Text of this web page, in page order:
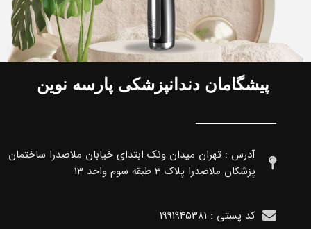
پیشگامان دندانپزشکی پارسه نوین
آدرس : تهران میدان ونک ابتدای خیابان ملاصدرا ساختمان
پزشکان ملاصدرا پلاک 3 طبقه سوم واحد 13
کد پستی : 1991945381